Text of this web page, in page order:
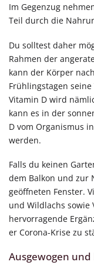
Im Gegenzug
Teil durch die
Du solltest daher
Rahmen der
kann der Körper
Frühlingstagen
Vitamin D wird
kann es in der
D vom Organismus
werden.
Falls du keinen
dem Balkon und zur
geöffneten Fenster.
und Wildlachs sowie
hervorragende
er Corona-Krise zu
Ausgewogen